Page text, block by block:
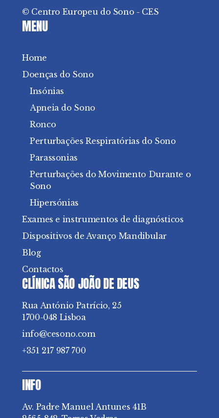
© Centro Europeu do Sono - CES
MENU
Home
Doenças do Sono
Insónias
Apneia do Sono
Ronco
Perturbações Respiratórias do Sono
Parassonias
Perturbações do Movimento Durante o
Sono
Hipersónias
Exames e instrumentos de diagnósticos
Dispositivos de Avanço Mandibular
Blog
Contactos
CLÍNICA SÃO JOÃO DE DEUS
Rua António Patrício, 25
1700-048 Lisboa
info@cesono.com
+351 217 987 700
INFO
Av. Padre Manuel Antunes 41B